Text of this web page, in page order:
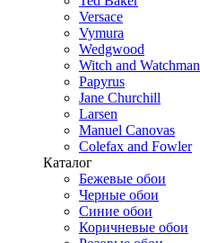
Versace
Vymura
Wedgwood
Witch and Watchman
Papyrus
Jane Churchill
Larsen
Manuel Canovas
Colefax and Fowler
Каталог
Бежевые обои
Черные обои
Синие обои
Коричневые обои